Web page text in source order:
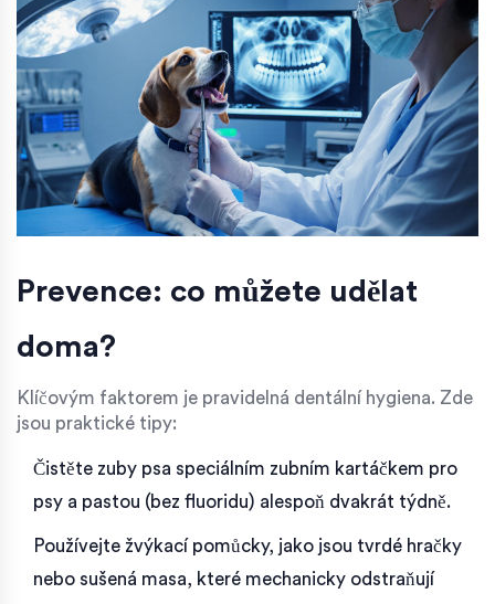
Prevence: co můžete udělat
doma?
Klíčovým faktorem je pravidelná dentální hygiena. Zde
jsou praktické tipy:
Čistěte zuby psa speciálním zubním kartáčkem pro
psy a pastou (bez fluoridu) alespoň dvakrát týdně.
Používejte žvýkací pomůcky, jako jsou tvrdé hračky
nebo sušená masa, které mechanicky odstraňují